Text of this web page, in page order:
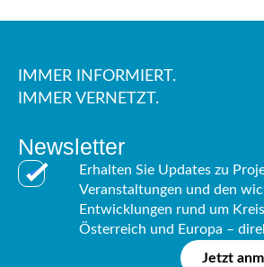
IMMER INFORMIERT.
IMMER VERNETZT.
Newsletter
Erhalten Sie Updates zu
Veranstaltungen und den
Entwicklungen rund um
Österreich und Europa –
Jetzt